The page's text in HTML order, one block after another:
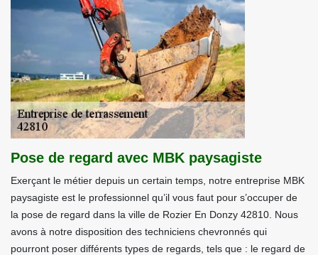
Pose de regard avec MBK paysagiste
Exerçant le métier depuis un certain temps, notre entreprise MBK
paysagiste est le professionnel qu’il vous faut pour s’occuper de
la pose de regard dans la ville de Rozier En Donzy 42810. Nous
avons à notre disposition des techniciens chevronnés qui
pourront poser différents types de regards, tels que : le regard de